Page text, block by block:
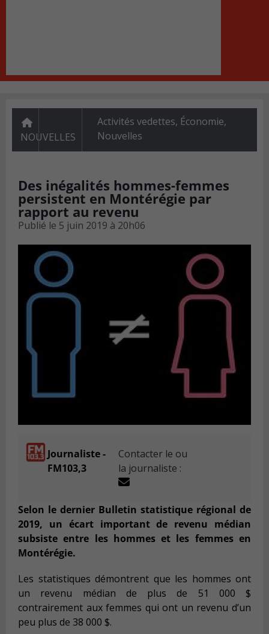
NOUVELLES
Activités vedettes, Économie,
Nouvelles
Des inégalités hommes-femmes
persistent en Montérégie par
rapport au revenu
Publié le 5 juin 2019 à 20h06
Journaliste -
FM103,3
Contacter le ou
la journaliste :
Selon le dernier Bulletin statistique régional de
2019, un écart important de revenu médian
subsiste entre les hommes et les femmes en
Montérégie.
Les statistiques démontrent que les hommes ont
un revenu médian de plus de 51 000 $
contrairement aux femmes qui ont un revenu d’un
peu plus de 38 000 $.